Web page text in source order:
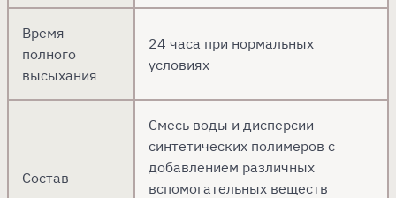
Время
полного
высыхания
24 часа при нормальных
условиях
Состав
Смесь воды и дисперсии
синтетических полимеров с
добавлением различных
вспомогательных веществ